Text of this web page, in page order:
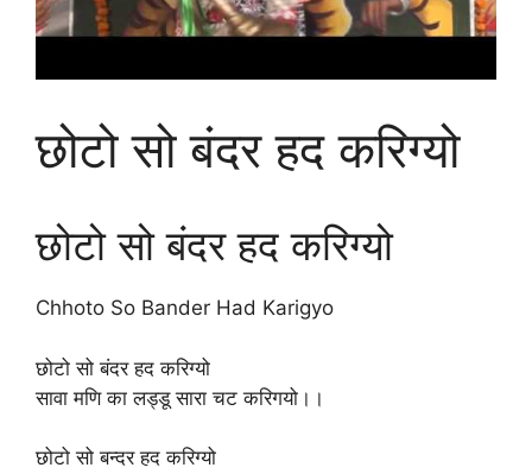
छोटो सो बंदर हद करिग्यो
छोटो सो बंदर हद करिग्यो
Chhoto So Bander Had Karigyo
छोटो सो बंदर हद करिग्यो
सावा मणि का लड्डू सारा चट करिगयो।।
छोटो सो बन्दर हद करिग्यो